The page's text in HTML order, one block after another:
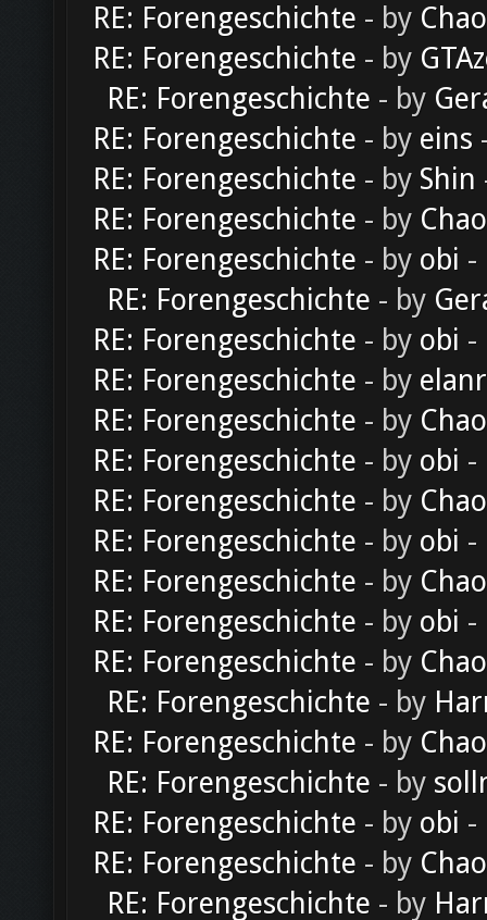
RE: Forengeschichte - by
RE: Forengeschichte - by
RE: Forengeschichte - by
RE: Forengeschichte - by eins
RE: Forengeschichte - by Shin
RE: Forengeschichte - by
RE: Forengeschichte - by obi -
RE: Forengeschichte - by
RE: Forengeschichte - by obi -
RE: Forengeschichte - by
RE: Forengeschichte - by
RE: Forengeschichte - by obi -
RE: Forengeschichte - by
RE: Forengeschichte - by obi -
RE: Forengeschichte - by
RE: Forengeschichte - by obi -
RE: Forengeschichte - by
RE: Forengeschichte - by
RE: Forengeschichte - by
RE: Forengeschichte - by
RE: Forengeschichte - by obi -
RE: Forengeschichte - by
RE: Forengeschichte - by